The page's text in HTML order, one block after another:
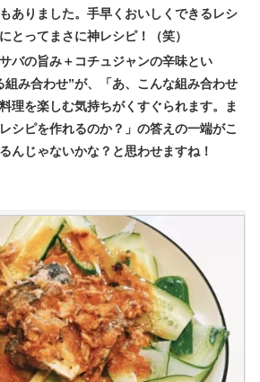
ありました。手早くおいしくできるレシ
とってまさに神レシピ！（笑）
バの旨み＋コチュジャンの辛味とい
組み合わせ”が、「あ、こんな組み合わせ
理を楽しむ気持ちがくすぐられます。ま
シピを作れるのか？」の答えの一端がこ
んじゃないかな？と思わせますね！